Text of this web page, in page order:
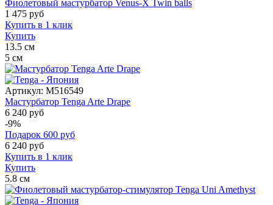
Фиолетовый мастурбатор Venus-X Twin balls
1 475 руб
Купить в 1 клик
Купить
13.5 см
5 см
Артикул: M516549
Мастурбатор Tenga Arte Drape
6 240 руб
-9%
Подарок 600 руб
6 240 руб
Купить в 1 клик
Купить
5.8 см